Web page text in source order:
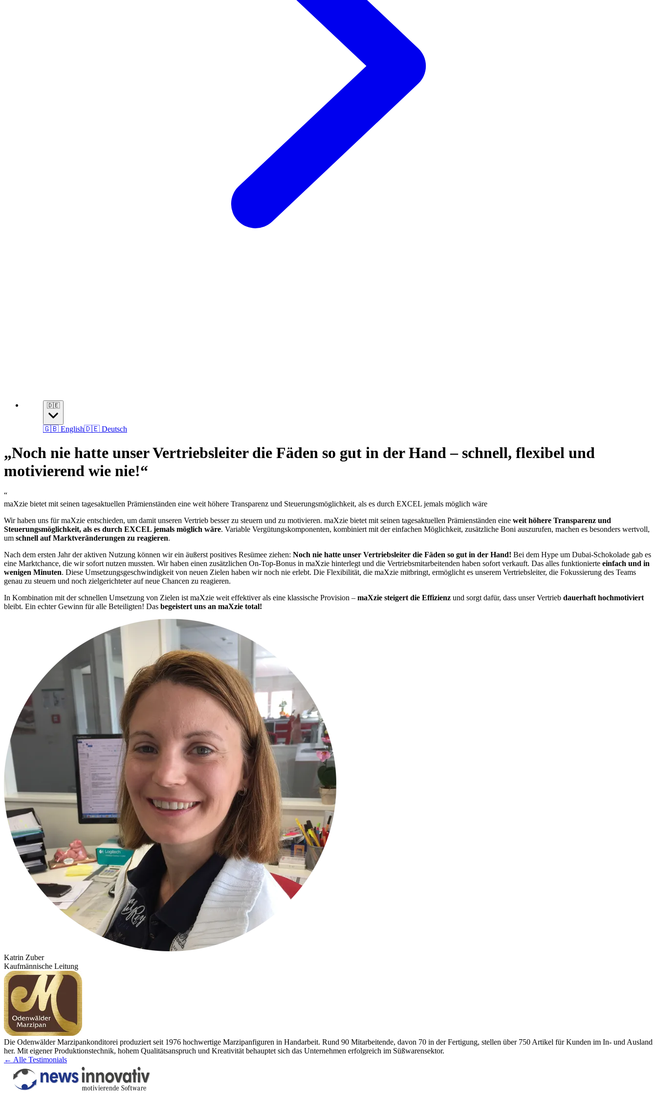
🇩🇪
🇬🇧 English🇩🇪 Deutsch
„Noch nie hatte unser Vertriebsleiter die Fäden so gut in der Hand – schnell, flexibel und
motivierend wie nie!“
“
maXzie bietet mit seinen tagesaktuellen Prämienständen eine weit höhere Transparenz und Steuerungsmöglichkeit, als es durch EXCEL jemals möglich wäre
Wir haben uns für maXzie entschieden, um damit unseren Vertrieb besser zu steuern und zu motivieren. maXzie bietet mit seinen tagesaktuellen Prämienständen eine weit höhere Transparenz und
Steuerungsmöglichkeit, als es durch EXCEL jemals möglich wäre. Variable Vergütungskomponenten, kombiniert mit der einfachen Möglichkeit, zusätzliche Boni auszurufen, machen es besonders wertvoll,
um schnell auf Marktveränderungen zu reagieren.
Nach dem ersten Jahr der aktiven Nutzung können wir ein äußerst positives Resümee ziehen: Noch nie hatte unser Vertriebsleiter die Fäden so gut in der Hand! Bei dem Hype um Dubai-Schokolade gab es
eine Marktchance, die wir sofort nutzen mussten. Wir haben einen zusätzlichen On-Top-Bonus in maXzie hinterlegt und die Vertriebsmitarbeitenden haben sofort verkauft. Das alles funktionierte einfach und in
wenigen Minuten. Diese Umsetzungsgeschwindigkeit von neuen Zielen haben wir noch nie erlebt. Die Flexibilität, die maXzie mitbringt, ermöglicht es unserem Vertriebsleiter, die Fokussierung des Teams
genau zu steuern und noch zielgerichteter auf neue Chancen zu reagieren.
In Kombination mit der schnellen Umsetzung von Zielen ist maXzie weit effektiver als eine klassische Provision – maXzie steigert die Effizienz und sorgt dafür, dass unser Vertrieb dauerhaft hochmotiviert
bleibt. Ein echter Gewinn für alle Beteiligten! Das begeistert uns an maXzie total!
Katrin Zuber
Kaufmännische Leitung
Die Odenwälder Marzipankonditorei produziert seit 1976 hochwertige Marzipanfiguren in Handarbeit. Rund 90 Mitarbeitende, davon 70 in der Fertigung, stellen über 750 Artikel für Kunden im In- und Ausland
her. Mit eigener Produktionstechnik, hohem Qualitätsanspruch und Kreativität behauptet sich das Unternehmen erfolgreich im Süßwarensektor.
← Alle Testimonials